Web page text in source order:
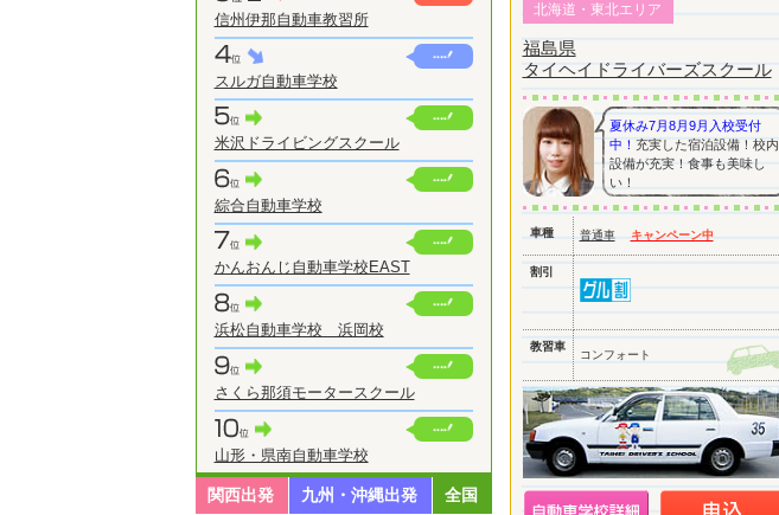
信州伊那自動車教習所
スルガ自動車学校
米沢ドライビングスクール
綜合自動車学校
かんおんじ自動車学校EAST
浜松自動車学校 浜岡校
さくら那須モータースクール
山形・県南自動車学校
関西出発 九州・沖縄出発 全国
北海道・東北エリア
福島県
タイヘイドライバーズスクール
夏休み7月8月9月入校受付
中！ 充実した宿泊設備！校内
設備が充実！食事も美味し
い！
車種 普通車 キャンペーン中
割引
教習車
コンフォート